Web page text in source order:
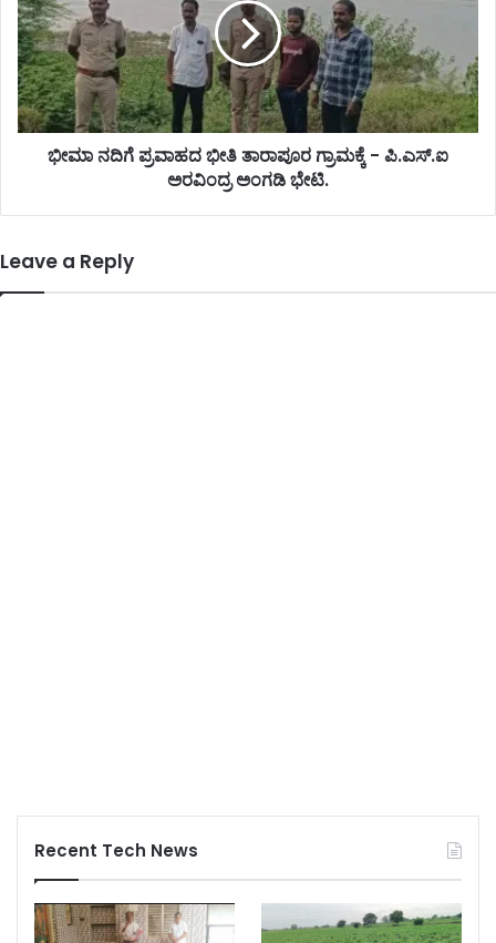
ಭೀಮಾ ನದಿಗೆ ಪ್ರವಾಹದ ಭೀತಿ ತಾರಾಪೂರ ಗ್ರಾಮಕ್ಕೆ - ಪಿ.ಎಸ್.ಐ
ಅರವಿಂದ್ರ ಅಂಗಡಿ ಭೇಟಿ.
Leave a Reply
Recent Tech News